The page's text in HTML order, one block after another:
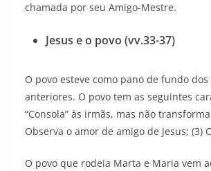
chamada por seu Amigo-Mestre.
Jesus e o povo (vv.33-37)
O povo esteve como pano de fundo
anteriores. O povo tem as seguintes
“Consola” às irmãs, mas não
Observa o amor de amigo de Jesus; (3)
O povo que rodeia Marta e Maria vem